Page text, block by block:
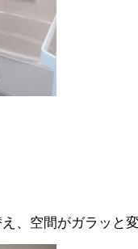
、空間がガラッと